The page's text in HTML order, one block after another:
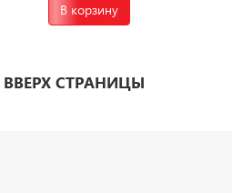
В корзину
СТРАНИЦЫ